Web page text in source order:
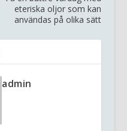
eteriska oljor som kan
användas på olika sätt
admin